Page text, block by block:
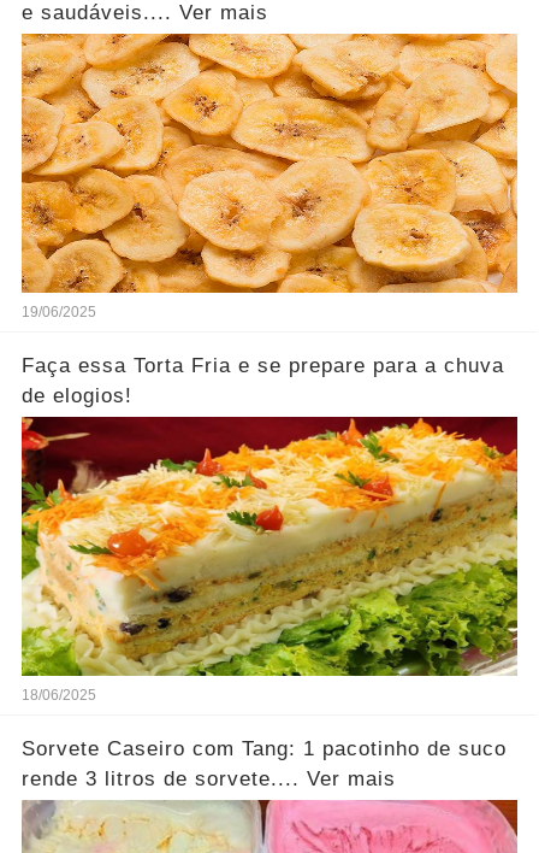
e saudáveis.... Ver mais
19/06/2025
Faça essa Torta Fria e se prepare para a chuva
de elogios!
18/06/2025
Sorvete Caseiro com Tang: 1 pacotinho de suco
rende 3 litros de sorvete.... Ver mais